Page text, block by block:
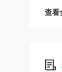
查看